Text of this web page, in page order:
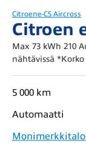
Citroene-C5 Aircross
Citroen
Max 73 kWh 210
nähtävissä *Korko
5 000 km
Automaatti